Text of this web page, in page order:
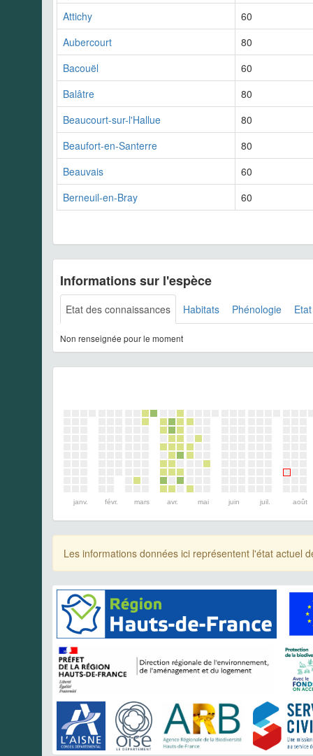
Attichy
60
Aubercourt
80
Bacouël
60
Balâtre
80
Beaucourt-sur-l'Hallue
80
Beaufort-en-Santerre
80
Beauvais
60
Berneuil-en-Bray
60
Informations sur l'espèce
Etat des connaissances Habitats Phénologie
Non renseignée pour le moment
janv. févr. mars avr. mai juin juil. août
Les informations données ici représentent l'état actuel